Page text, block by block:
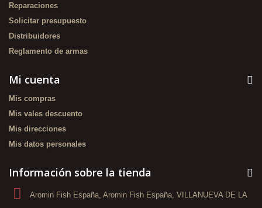
Reparaciones
Solicitar presupuesto
Distribuidores
Reglamento de armas
Mi cuenta
Mis compras
Mis vales descuento
Mis direcciones
Mis datos personales
Información sobre la tienda
Aromin Fish España, Aromin Fish España, VILLANUEVA DE LA